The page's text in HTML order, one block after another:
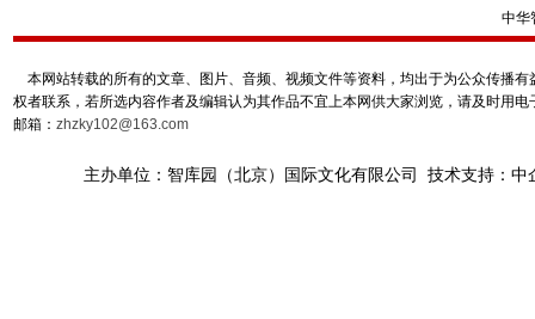
中华
本网站转载的所有的文章、图片、音频、视频文件等资料，均出于为公众传播
权者联系，若所选内容作者及编辑认为其作品不宜上本网供大家浏览，请及时用
邮箱： zhzky102@163.com
主办单位：智库园（北京）国际文化有限公司 技术支持：